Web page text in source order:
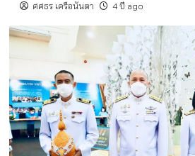
ศศธร เครือนันตา 4 ปี ago